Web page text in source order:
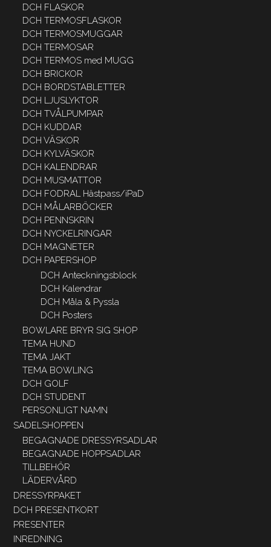
DCH FLASKOR
DCH TERMOSFLASKOR
DCH TERMOSMUGGAR
DCH TERMOSAR
DCH TERMOS med MUGG
DCH BRICKOR
DCH BORDSTABLETTER
DCH LJUSLYKTOR
DCH TVÅLPUMPAR
DCH KUDDAR
DCH VÄSKOR
DCH KYLVÄSKOR
DCH KALENDRAR
DCH MUSMATTOR
DCH FODRAL Hästpass/iPaD
DCH MÅLARBÖCKER
DCH PENNSKRIN
DCH NYCKELRINGAR
DCH MAGNETER
DCH PAPERSHOP
DCH Anteckningsblock
DCH Kalendrar
DCH Måla & Pyssla
DCH Posters
BOWLARE BRYR SIG SHOP
TEMA HUND
TEMA JAKT
TEMA BOWLING
DCH GOLF
DCH STUDENT
PERSONLIGT NAMN
SADELSHOPPEN
BEGAGNADE DRESSYRSADLAR
BEGAGNADE HOPPSADLAR
TILLBEHÖR
LÄDERVÅRD
DRESSYRPAKET
DCH PRESENTKORT
PRESENTER
INREDNING